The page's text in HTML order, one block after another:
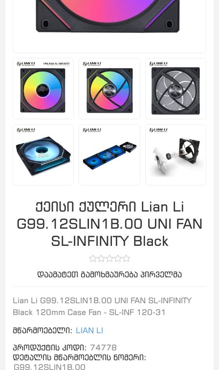
ქეისი ქულერი Lian Li
G99.12SLIN1B.00 UNI FAN
SL-INFINITY Black
დაამატეთ გამოხმაურება პირველმა
Lian Li G99.12SLIN1B.00 UNI FAN SL-INFINITY
Black 120mm Case Fan - SL-INF 120-31
მწარმოებელი: LIAN LI
პროდუქტის კოდი: 74778
დეტალის მწარმოებლის ნომერი:
G99.12SLIN1B.00